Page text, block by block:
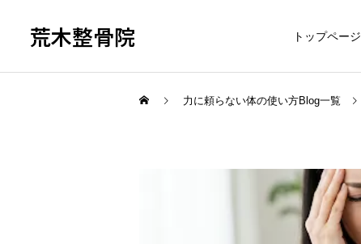
荒木整骨院 トップページ
力に頼らない体の使い方Blog一覧